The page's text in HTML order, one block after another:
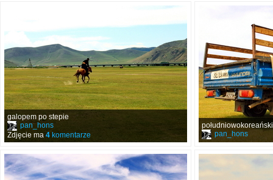
galopem po stepie
pan_hons
Zdjęcie ma 4 komentarze
pan_hons